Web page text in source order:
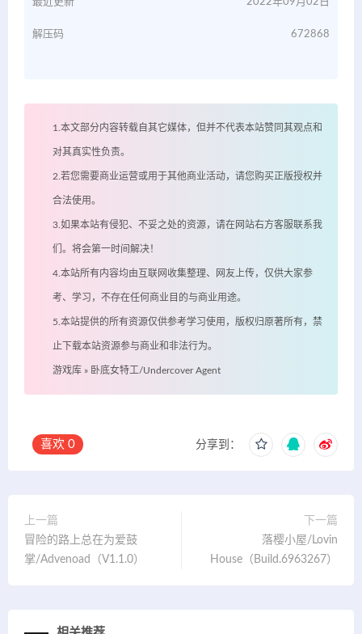
最近更新 2022年09月02日
解压码 672868
1.本文部分内容转载自其它媒体，但并不代表本站赞同其观点和
对其真实性负责。
2.若您需要商业运营或用于其他商业活动，请您购买正版授权并
合法使用。
3.如果本站有侵犯、不妥之处的资源，请在网站右方客服联系我
们。将会第一时间解决！
4.本站所有内容均由互联网收集整理、网友上传，仅供大家参
考、学习，不存在任何商业目的与商业用途。
5.本站提供的所有资源仅供参考学习使用，版权归原著所有，禁
止下载本站资源参与商业和非法行为。
游戏库 » 卧底女特工/Undercover Agent
喜欢 0 分享到：
上一篇
冒险的路上总在为爱鼓
掌/Advenoad（V1.1.0）
下一篇
落樱小屋/Lovin
House（Build.6963267）